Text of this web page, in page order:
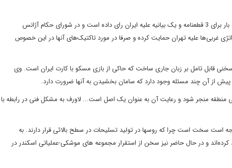
حکام آژانس
غربی‌ها علیه تهران حمایت کرده و صرفا در مورد تاکتیک‌های آنها در اینخصوص
قابل تامل بر زبان جاری ساخت که حاکی از بازی مسکو با کارت ایران است. وی
دارد که سامان بخشیدن به آنها ضرورت دارد.
منطقه منجر شود و رعایت آن به عنوان یک اصل است... لاورف به مشکل فنی در رابطه با
است چرا که روسها در تولید تسلیحات در سطح بالائی قرار دارند. به
قدیمی شده و به دنبال آن اس-400 هم تولید کرده‌اند و در حال حاضر نیز سخن از استقرار مجموعه های موشکی-عملیاتی اسکندر در